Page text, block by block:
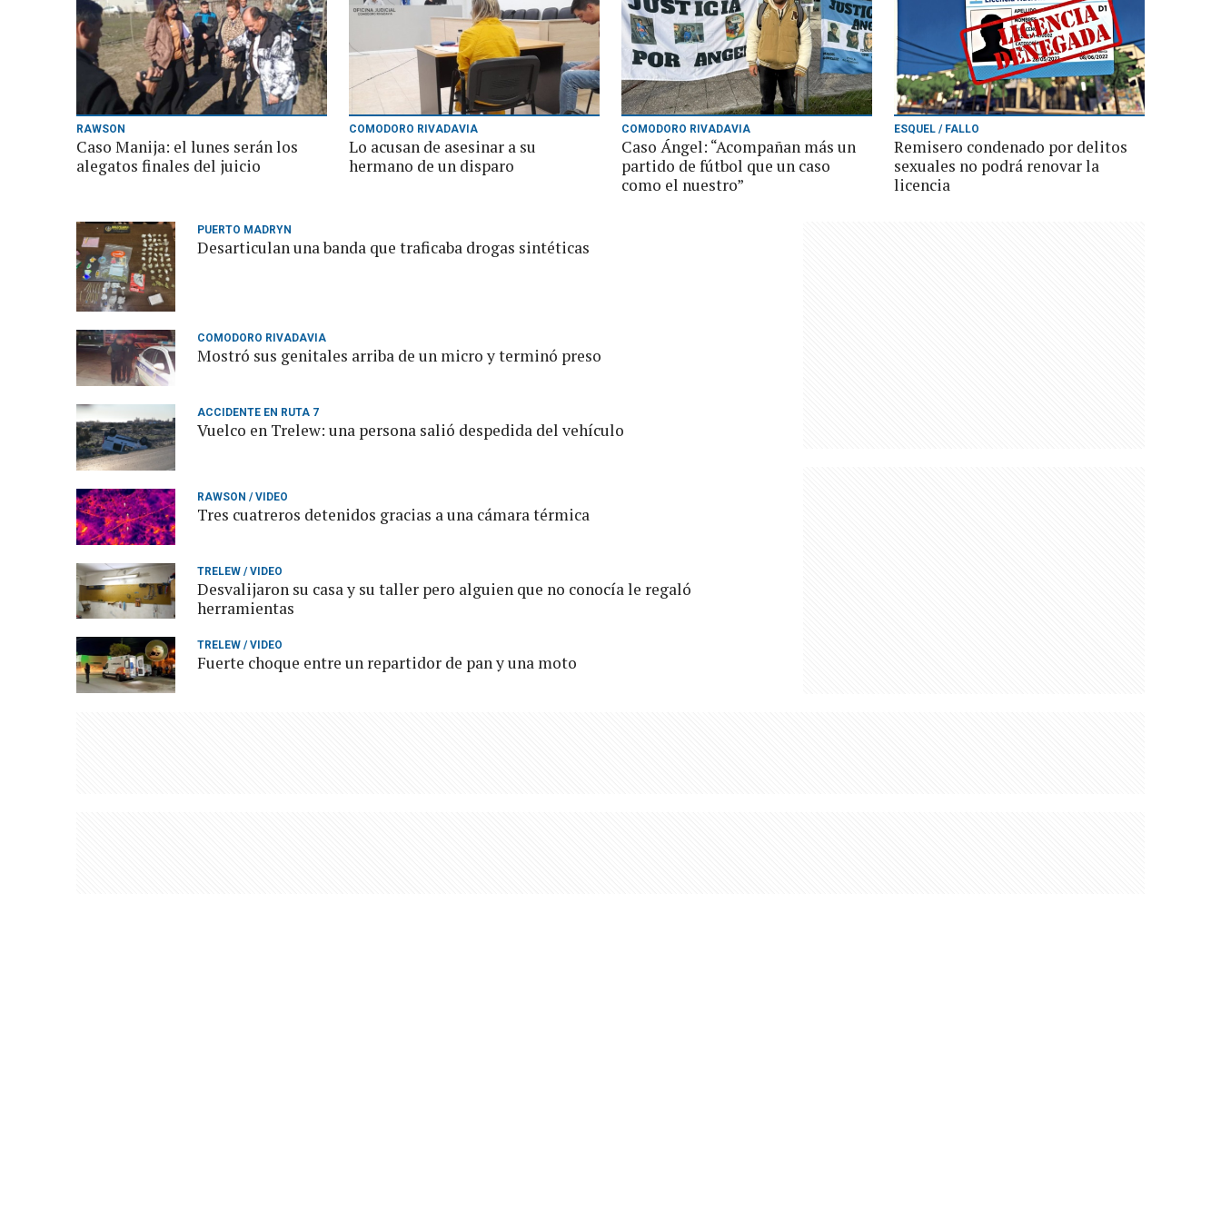
RAWSON
Caso Manija: el lunes serán los
alegatos finales del juicio
COMODORO RIVADAVIA
Lo acusan de asesinar a su
hermano de un disparo
COMODORO RIVADAVIA
Caso Ángel: “Acompañan más un
partido de fútbol que un caso
como el nuestro”
ESQUEL / FALLO
Remisero condenado por delitos
sexuales no podrá renovar la
licencia
PUERTO MADRYN
Desarticulan una banda que traficaba drogas sintéticas
COMODORO RIVADAVIA
Mostró sus genitales arriba de un micro y terminó preso
ACCIDENTE EN RUTA 7
Vuelco en Trelew: una persona salió despedida del vehículo
RAWSON / VIDEO
Tres cuatreros detenidos gracias a una cámara térmica
TRELEW / VIDEO
Desvalijaron su casa y su taller pero alguien que no conocía le regaló
herramientas
TRELEW / VIDEO
Fuerte choque entre un repartidor de pan y una moto